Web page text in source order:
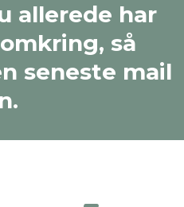
allerede har
så
seneste mail